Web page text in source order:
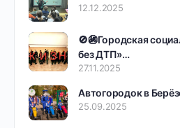
12.12.2025
🚫🚳Городская
без ДТП»…
27.11.2025
Автогородок в
25.09.2025